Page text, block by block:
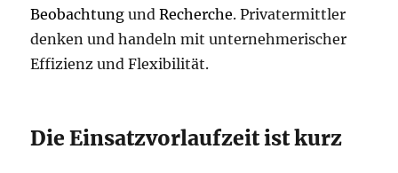
Beobachtung undRecherche. Privatermittler
denken und handeln mit unternehmerischer
Effizienz und Flexibilität.
Die Einsatzvorlaufzeit ist kurz